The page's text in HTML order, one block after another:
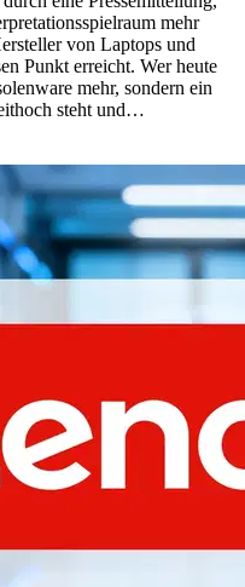
mehr
von Laptops und
Punkt erreicht. Wer heute
mehr, sondern ein
steht und…